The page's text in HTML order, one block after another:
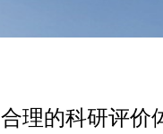
合理的科研评价